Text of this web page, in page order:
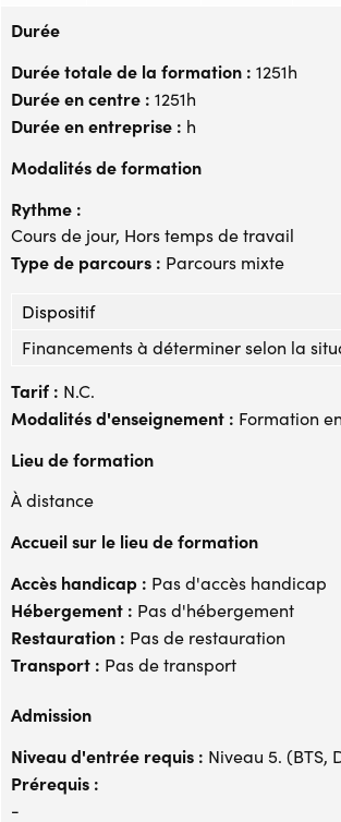
Durée
Durée totale de la formation : 1251h
Durée en centre : 1251h
Durée en entreprise : h
Modalités de formation
Rythme :
Cours de jour, Hors temps de travail
Type de parcours : Parcours mixte
Dispositif
Financements à déterminer selon la
Tarif : N.C.
Modalités d'enseignement : Formation
Lieu de formation
À distance
Accueil sur le lieu de formation
Accès handicap : Pas d'accès handicap
Hébergement : Pas d'hébergement
Restauration : Pas de restauration
Transport : Pas de transport
Admission
Niveau d'entrée requis : Niveau 5. (BTS,
Prérequis :
-